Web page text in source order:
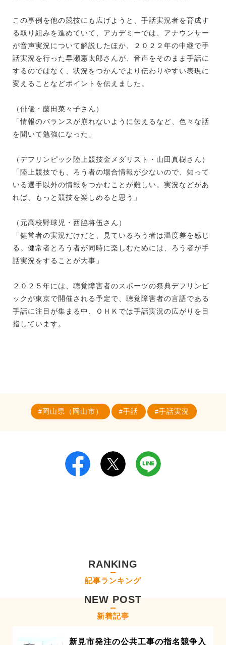
この事例を他の競技にも広げようと、手話実況者を育成す
る取り組みを進めていて、アカデミーでは、アナウンサー
が音声実況について解説したほか、２０２２年の中継で手
話実況を行った早瀬憲太郎さんが、音声をそのまま手話に
するのではなく、状況をつかんでより伝わりやすい表現に
変えることなどポイントを伝えました。
（俳優・藤田菜々子さん）
「情報のバランスが崩れないように伝えるなど、色々な話
を聞いて勉強になった」
（デフリンピック陸上競技金メダリスト・山田真樹さん）
「陸上競技でも、ろう者の場合情報が少ないので、知って
いる選手以外の情報をつかむことが難しい。実況などがあ
れば、もっと競技を楽しめると思う」
（元高校野球児・西脇将伍さん）
「健常者の実況だけだと、見ているろう者は温度差を感じ
る。健常者とろう者が同時に楽しむためには、ろう者が手
話実況をすることが大事」
２０２５年には、聴覚障害者のスポーツの祭典デフリンピ
ックが東京で開催される予定で、聴覚障害者の言語である
手話に注目が集まる中、ＯＨＫでは手話実況の広がりを目
指しています。
岡山県（岡山市） 手話 手話実況
RANKING
記事ランキング
NEW POST
新着記事
新見市発注の公共工事の指名競争入